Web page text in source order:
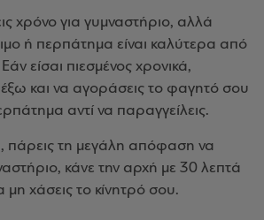
χρόνο για γυμναστήριο, αλλά
ή περπάτημα είναι καλύτερα από
είσαι πιεσμένος χρονικά,
έξω και να αγοράσεις το φαγητό σου
αντί να παραγγείλεις.
πάρεις τη μεγάλη απόφαση να
κάνε την αρχή με 30 λεπτά
χάσεις το κίνητρό σου.